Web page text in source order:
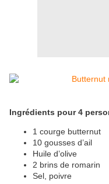
Ingrédients pour 4
1 courge butternut
10 gousses d’ail
Huile d’olive
2 brins de romarin
Sel, poivre